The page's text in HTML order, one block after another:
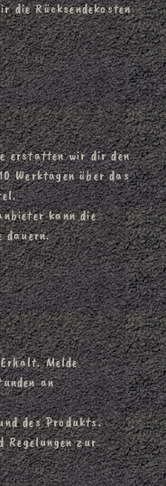
die Rücksendekosten
erstatten wir dir den
Werktagen über das
kann die
dauern.
Melde
an
des Produkts.
zur